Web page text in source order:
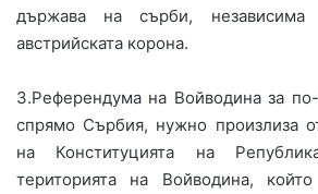
държава на сърби,
австрийската корона.
3.Референдума на Войводина за по-
спрямо Сърбия, нужно произлиза
на Конституцията на
територията на Войводина,